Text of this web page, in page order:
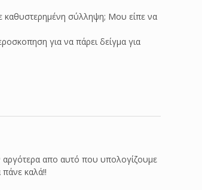
καθυστερημένη σύλληψη; Μου είπε να
για να πάρει δείγμα για
αργότερα απο αυτό που υπολογίζουμε
καλά!!